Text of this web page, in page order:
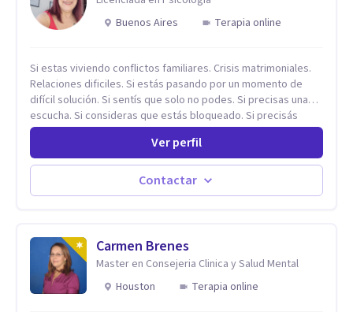
Buenos Aires
Terapia online
Si estas viviendo conflictos familiares. Crisis matrimoniales.
Relaciones dificiles. Si estás pasando por un momento de
difícil solución. Si sentís que solo no podes. Si precisas una
escucha. Si consideras que estás bloqueado. Si precisás
comprensión. Si no logras definir proyectos, objetivos,
sueños, deseos. Si pensás que lo que te pasa no es tan
grave, pero podría ayudar. Si estás en adicciones y tu
intención es hacer algo con lo que te está pasando. No dudes
en comunicarte a fin de comenzar a resolver la situación que
Ver perfil
Contactar
Carmen Brenes
Master en Consejeria Clinica y Salud Mental
Houston
Terapia online